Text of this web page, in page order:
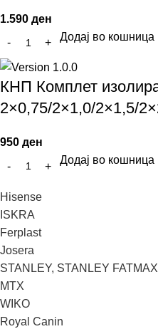
1.590 ден
Додај во кошница
КНП Комплет
2×0,75/2×1,0/2×1,5/
950 ден
Додај во кошница
Hisense
ISKRA
Ferplast
Josera
STANLEY, STANLEY FATMAX
MTX
WIKO
Royal Canin